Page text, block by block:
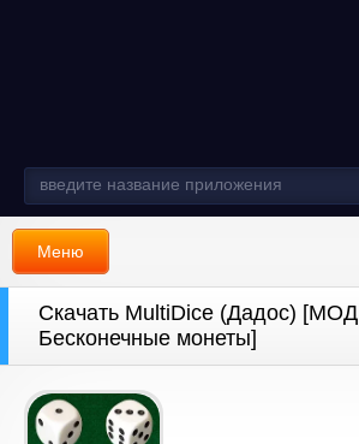
Меню
Скачать MultiDice (Дадос) [МОД
Бесконечные монеты]